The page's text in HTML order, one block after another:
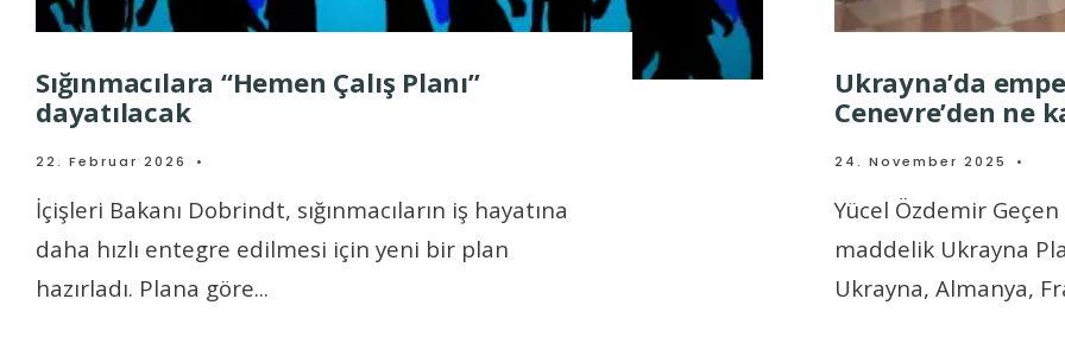
Sığınmacılara “Hemen Çalış Planı”
dayatılacak
22. Februar 2026 •
İçişleri Bakanı Dobrindt, sığınmacıların iş hayatına
daha hızlı entegre edilmesi için yeni bir plan
hazırladı. Plana göre...
Ukrayna’da
Cenevre’den ne
24. November 2025 •
Yücel Özdemir Geçen
maddelik Ukrayna
Ukrayna, Almanya,